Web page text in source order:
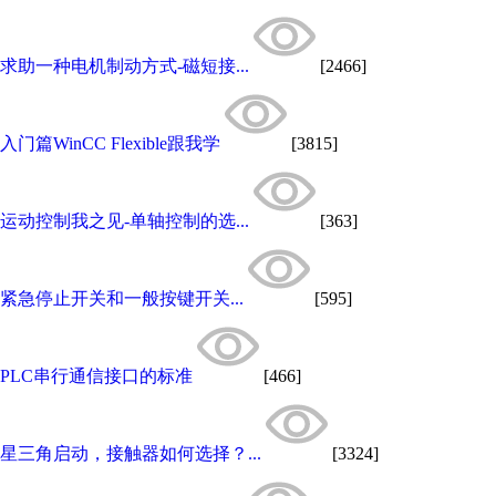
求助一种电机制动方式-磁短接... [2466]
入门篇WinCC Flexible跟我学 [3815]
运动控制我之见-单轴控制的选... [363]
紧急停止开关和一般按键开关... [595]
PLC串行通信接口的标准 [466]
星三角启动，接触器如何选择？... [3324]